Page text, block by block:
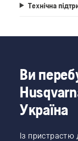
Технічна
Ви
Україна
Із пристрастю